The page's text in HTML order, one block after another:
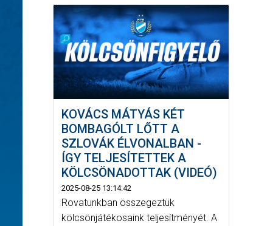
KOVÁCS MÁTYÁS KÉT
BOMBAGÓLT LŐTT A
SZLOVÁK ÉLVONALBAN -
ÍGY TELJESÍTETTEK A
KÖLCSÖNADOTTAK (VIDEÓ)
2025-08-25 13:14:42
Rovatunkban összegeztük
kölcsönjátékosaink teljesítményét. A